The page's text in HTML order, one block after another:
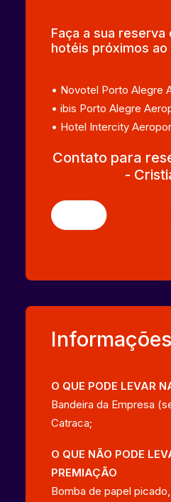
Faça a sua reserva
hotéis próximos ao
• Novotel Porto Alegre
• ibis Porto Alegre
• Hotel Intercity
Contato para
-
Informações
O QUE PODE LEVAR
Bandeira da Empresa
Catraca;
O QUE NÃO PODE
PREMIAÇÃO
Bomba de papel